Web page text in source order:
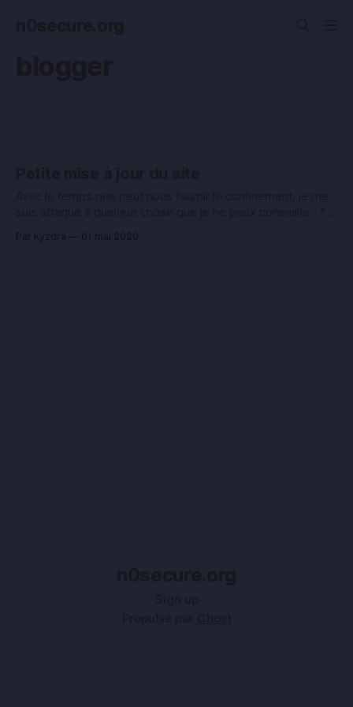
n0secure.org
blogger
Petite mise à jour du site
Avec le temps que peut nous fournir le confinement, je me
suis attaqué à quelque chose que je ne peux conseiller : *
(WordPress) Et ce pour une seule bonne raison : le transfert
Par kyzdra 01 mai 2020
n0secure.org
Sign up
Propulsé par Ghost